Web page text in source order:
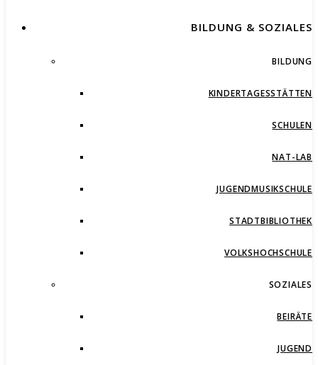
BILDUNG & SOZIALES
BILDUNG
KINDERTAGESSTÄTTEN
SCHULEN
NAT-LAB
JUGENDMUSIKSCHULE
STADTBIBLIOTHEK
VOLKSHOCHSCHULE
SOZIALES
BEIRÄTE
JUGEND